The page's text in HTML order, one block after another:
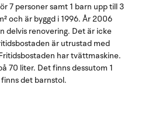
7 personer samt 1 barn upp till 3
och är byggd i 1996. År 2006
delvis renovering. Det är icke
är utrustad med
har tvättmaskine.
70 liter. Det finns dessutom 1
det barnstol.